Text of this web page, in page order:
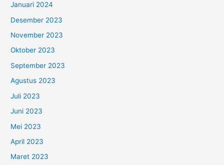
Januari 2024
Desember 2023
November 2023
Oktober 2023
September 2023
Agustus 2023
Juli 2023
Juni 2023
Mei 2023
April 2023
Maret 2023